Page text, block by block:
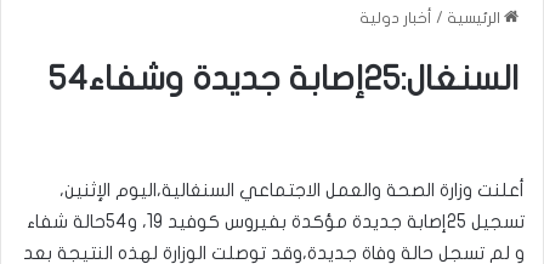
الرئيسية / أخبار دولية
السنغال:25إصابة جديدة وشفاء54
أعلنت وزارة الصحة والعمل الاجتماعي السنغالية،اليوم الإثنين،
تسجيل 25إصابة جديدة مؤكدة بفيروس كوفيد 19، و54حالة شفاء
و لم تسجل حالة وفاة جديدة،وقد توصلت الوزارة لهذه النتيجة بعد